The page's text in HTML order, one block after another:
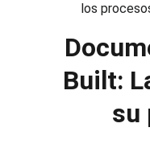
los
Built:
su